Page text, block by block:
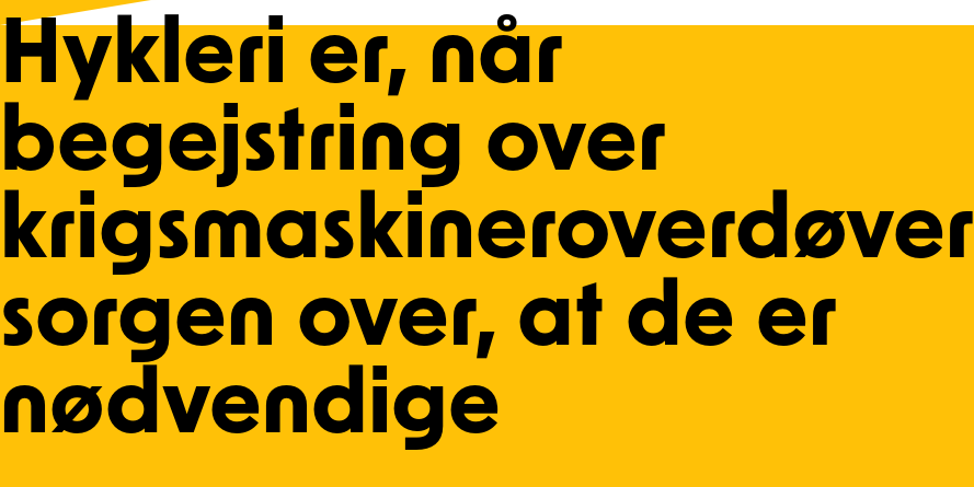
Hykleri er, når
begejstring over
krigsmaskineroverdøver
sorgen over, at de er
nødvendige